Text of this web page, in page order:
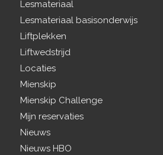
Lesmateriaal
Lesmateriaal basisonderwijs
Liftplekken
Liftwedstrijd
Locaties
Mienskip
Mienskip Challenge
Mijn reservaties
Nieuws
Nieuws HBO